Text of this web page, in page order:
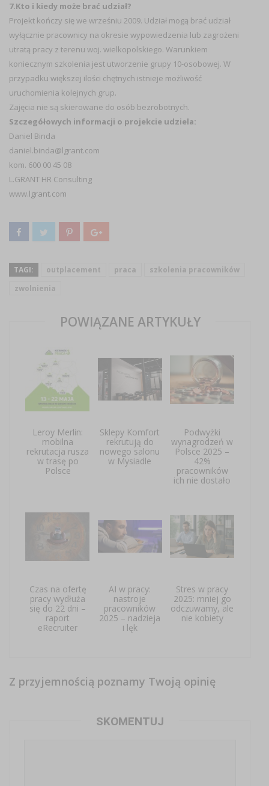
7.Kto i kiedy może brać udział?
Projekt kończy się we wrześniu 2009. Udział mogą brać udział
wyłącznie pracownicy na okresie wypowiedzenia lub zagrożeni
utratą pracy z terenu woj. wielkopolskiego. Warunkiem
koniecznym szkolenia jest utworzenie grupy 10-osobowej. W
przypadku większej ilości chętnych istnieje możliwość
uruchomienia kolejnych grup.
Zajęcia nie są skierowane do osób bezrobotnych.
Szczegółowych informacji o projekcie udziela:
Daniel Binda
daniel.binda@lgrant.com
kom. 600 00 45 08
L.GRANT HR Consulting
www.lgrant.com
TAGI: outplacement praca
szkolenia pracowników
zwolnienia
POWIĄZANE ARTYKUŁY
Leroy Merlin:
mobilna
rekrutacja rusza
w trasę po
Polsce
Sklepy Komfort
rekrutują do
nowego salonu
w Mysiadle
Podwyżki
wynagrodzeń w
Polsce 2025 –
42%
pracowników
ich nie dostało
Czas na ofertę
pracy wydłuża
się do 22 dni –
raport
eRecruiter
AI w pracy:
nastroje
pracowników
2025 – nadzieja
i lęk
Stres w pracy
2025: mniej go
odczuwamy, ale
nie kobiety
Z przyjemnością poznamy Twoją opinię
SKOMENTUJ